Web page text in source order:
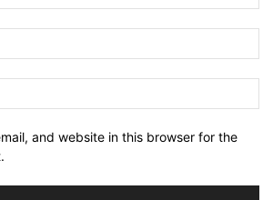
and website in this browser for the